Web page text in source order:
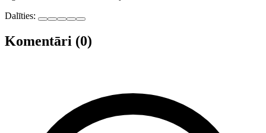
Dalīties:
Komentāri (0)